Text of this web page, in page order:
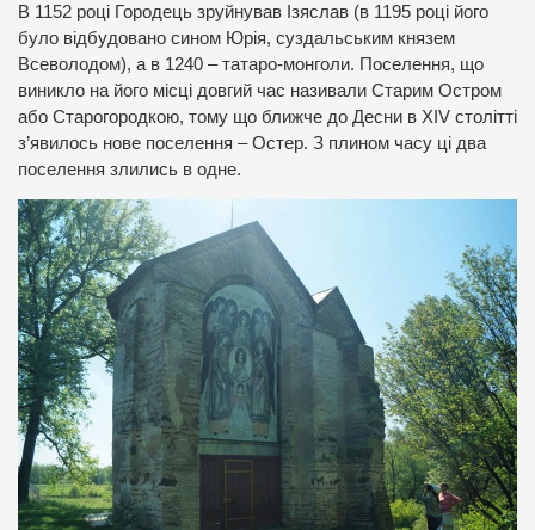
В 1152 році Городець зруйнував Ізяслав (в 1195 році його
було відбудовано сином Юрія, суздальським князем
Всеволодом), а в 1240 – татаро-монголи. Поселення, що
виникло на його місці довгий час називали Старим Остром
або Старогородкою, тому що ближче до Десни в ХІV столітті
з’явилось нове поселення – Остер. З плином часу ці два
поселення злились в одне.